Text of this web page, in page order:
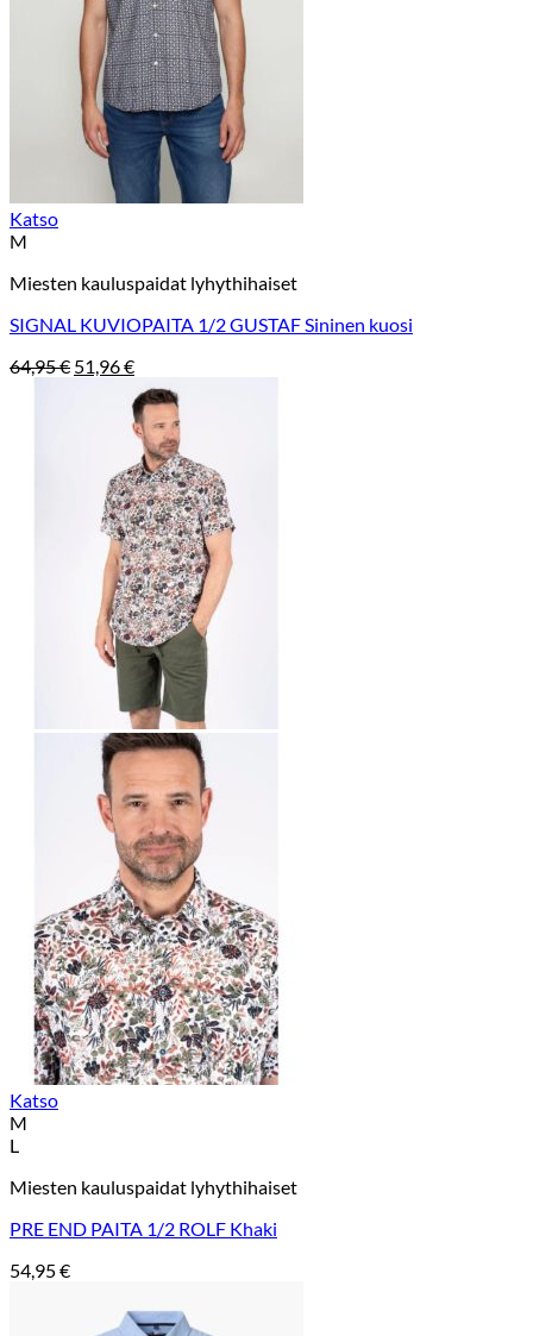
Katso
M
Miesten kauluspaidat lyhythihaiset
SIGNAL KUVIOPAITA 1/2 GUSTAF Sininen kuosi
64,95€ Alkuperäinen
64,95 €.
51,96€Nykyinen
hinta
on:
51,96 €.
Katso
M
L
Miesten kauluspaidat lyhythihaiset
PRE END PAITA 1/2 ROLF Khaki
54,95€